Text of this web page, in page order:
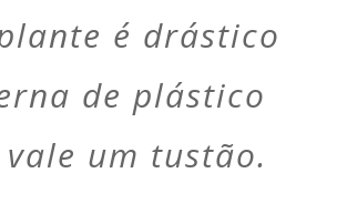
é drástico
de plástico
um tustão.